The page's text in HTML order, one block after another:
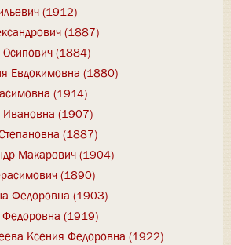
(1912)
(1887)
(1884)
Евдокимовна (1880)
(1914)
Ивановна (1907)
(1887)
Макарович (1904)
(1890)
Федоровна (1903)
(1919)
Ксения Федоровна (1922)